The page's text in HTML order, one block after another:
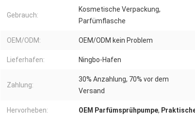
Gebrauch:
Kosmetische Verpackung,
Parfümflasche
OEM/ODM: OEM/ODM kein Problem
Lieferhafen: Ningbo-Hafen
Zahlung:
30% Anzahlung, 70% vor dem
Versand
Hervorheben: OEM Parfümsprühpumpe,